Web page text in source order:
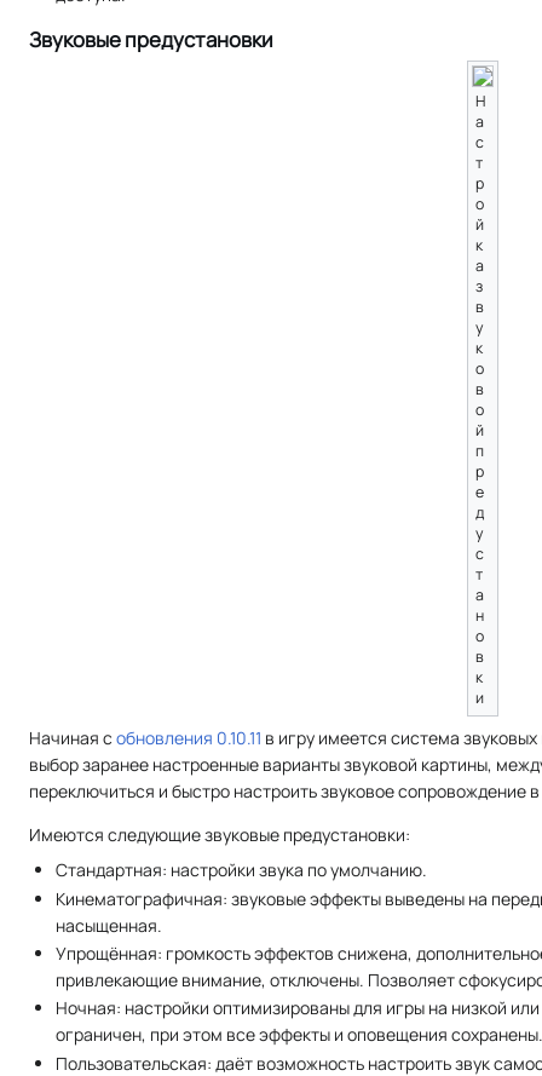
Звуковые предустановки
Н
а
с
т
р
о
й
к
а
з
в
у
к
о
в
о
й
п
р
е
д
у
с
т
а
н
о
в
к
и
Начиная с обновления 0.10.11 в игру имеется система
выбор заранее настроенные варианты звуковой картины,
переключиться и быстро настроить звуковое сопровождение
Имеются следующие звуковые предустановки:
Стандартная: настройки звука по умолчанию.
Кинематографичная: звуковые эффекты выведены на
насыщенная.
Упрощённая: громкость эффектов снижена,
привлекающие внимание, отключены. Позволяет
Ночная: настройки оптимизированы для игры на низкой
ограничен, при этом все эффекты и оповещения
Пользовательская: даёт возможность настроить звук